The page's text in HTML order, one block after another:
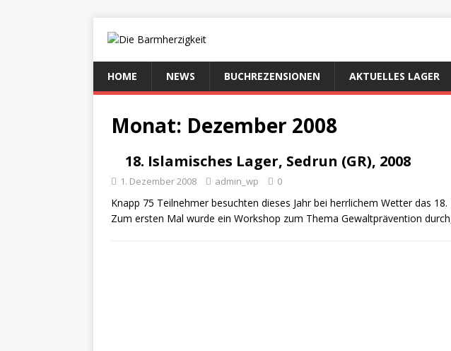
HOME NEWS BUCHREZENSIONEN AKTUELLES LAGER
Monat: Dezember 2008
18. Islamisches Lager, Sedrun (GR), 2008
1. Dezember 2008 admin_wp 0
Knapp 75 Teilnehmer besuchten dieses Jahr bei herrlichem Wetter das
Zum ersten Mal wurde ein Workshop zum Thema Gewaltprävention